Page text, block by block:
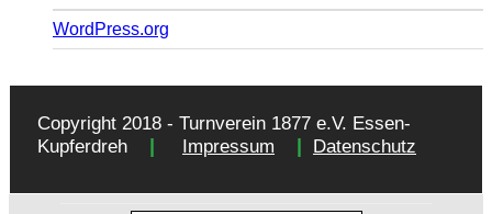
WordPress.org
Copyright 2018 - Turnverein 1877 e.V. Essen-
Kupferdreh
| Impressum | Datenschutz